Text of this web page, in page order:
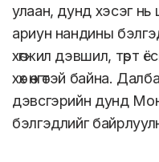
улаан, дунд хэсэг
ариун нандины
хөгжил дэвшил, төрт
хөх өнгөтэй байна.
дэвсгэрийн дунд
бэлгэдлийг